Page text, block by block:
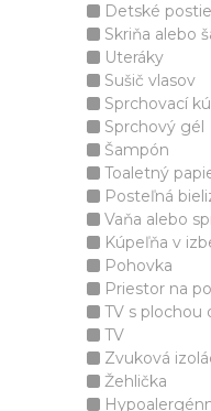
Detské
Skriňa alebo
Uteráky
Sušič vlasov
Sprchovací
Sprchový gél
Šampón
Toaletný
Posteľná
Vaňa alebo
Kúpeľňa v
Pohovka
Priestor na
TV s plochou
TV
Zvuková
Žehlička